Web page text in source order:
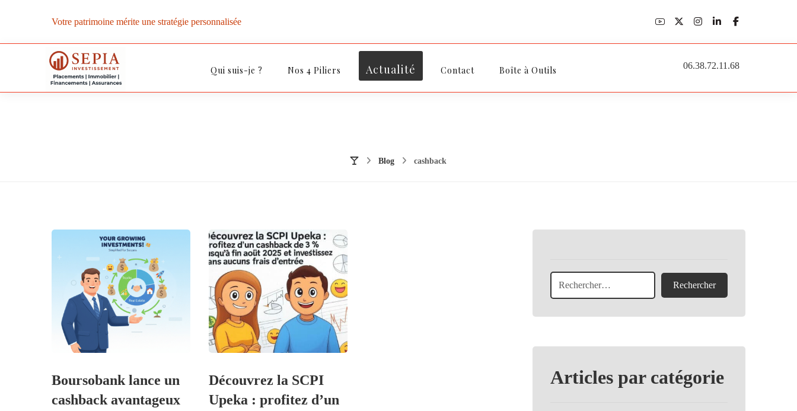
Votre patrimoine mérite une stratégie personnalisée
Qui suis-je ? Nos 4 Piliers Actualité Contact Boîte à Outils 06.38.72.11.68
Blog cashback
Boursobank lance un
cashback avantageux
Découvrez la SCPI
Upeka : profitez d’un
Articles par catégorie